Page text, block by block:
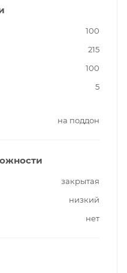
100
215
100
5
на поддон
закрытая
низкий
нет